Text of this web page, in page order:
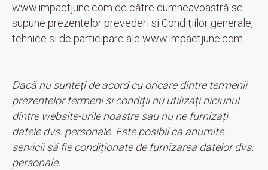
www.impactjune.com de către dumneavoastră se
supune prezentelor prevederi si Condițiilor generale,
tehnice si de participare ale www.impactjune.com.
Dacă nu sunteți de acord cu oricare dintre termenii
prezentelor termeni si condiții nu utilizați niciunul
dintre website-urile noastre sau nu ne furnizați
datele dvs. personale. Este posibil ca anumite
servicii să fie condiționate de furnizarea datelor dvs.
personale.